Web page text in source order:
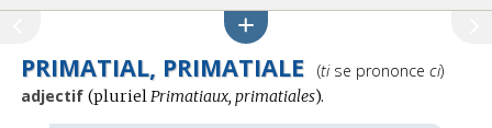
PRIMATIAL, PRIMATIALE
Prononciation
:
(tise prononce ci)
adjectif (plurielPrimatiaux, primatiales).